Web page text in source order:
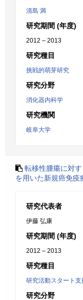
清島 満
研究期間 (年度)
2012 – 2013
研究種目
挑戦的萌芽研究
研究分野
消化器内科学
研究機関
岐阜大学
転移性腫瘍に対
を用いた新規癌免疫
研究代表者
伊藤 弘康
研究期間 (年度)
2012 – 2013
研究種目
研究活動スタート支
研究分野